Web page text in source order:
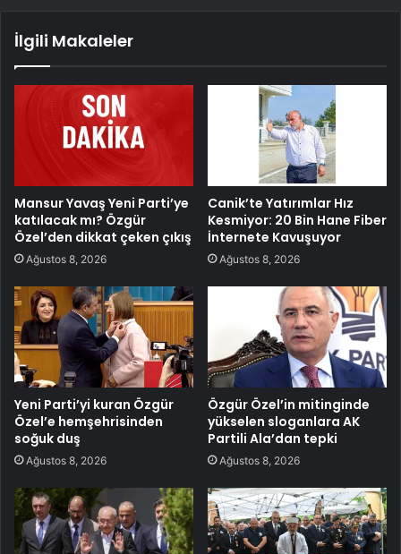
İlgili Makaleler
Mansur Yavaş Yeni Parti’ye
katılacak mı? Özgür
Özel’den dikkat çeken çıkış
Ağustos 8, 2026
Canik’te Yatırımlar Hız
Kesmiyor: 20 Bin Hane Fiber
İnternete Kavuşuyor
Ağustos 8, 2026
Yeni Parti’yi kuran Özgür
Özel’e hemşehrisinden
soğuk duş
Ağustos 8, 2026
Özgür Özel’in mitinginde
yükselen sloganlara AK
Partili Ala’dan tepki
Ağustos 8, 2026